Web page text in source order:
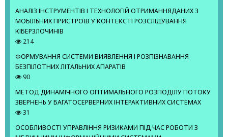
АНАЛІЗ ІНСТРУМЕНТІВ І ТЕХНОЛОГІЙ ОТРИМАННЯДАНИХ З
МОБІЛЬНИХ ПРИСТРОЇВ У КОНТЕКСТІ РОЗСЛІДУВАННЯ
КІБЕРЗЛОЧИНІВ
214
ФОРМУВАННЯ СИСТЕМИ ВИЯВЛЕННЯ І РОЗПІЗНАВАННЯ
БЕЗПІЛОТНИХ ЛІТАЛЬНИХ АПАРАТІВ
90
МЕТОД ДИНАМІЧНОГО ОПТИМАЛЬНОГО РОЗПОДІЛУ ПОТОКУ
ЗВЕРНЕНЬ У БАГАТОСЕРВЕРНИХ ІНТЕРАКТИВНИХ СИСТЕМАХ
31
ОСОБЛИВОСТІ УПРАВЛІННЯ РИЗИКАМИ ПІД ЧАС РОБОТИ З